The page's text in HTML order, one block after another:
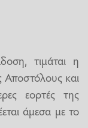
τιμάται η
και
εορτές της
άμεσα με το